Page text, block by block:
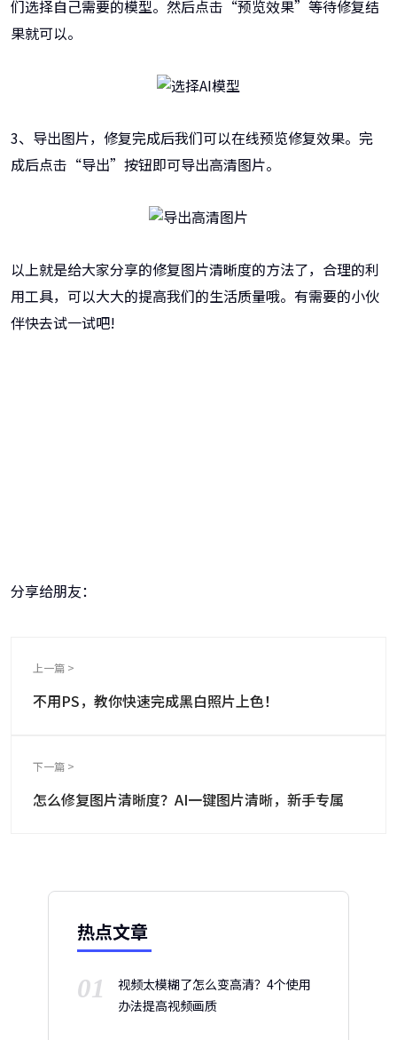
们选择自己需要的模型。然后点击“预览效果”等待修复结
果就可以。
3、导出图片，修复完成后我们可以在线预览修复效果。完
成后点击“导出”按钮即可导出高清图片。
以上就是给大家分享的修复图片清晰度的方法了，合理的利
用工具，可以大大的提高我们的生活质量哦。有需要的小伙
伴快去试一试吧!
分享给朋友：
上一篇 >
不用PS，教你快速完成黑白照片上色！
下一篇 >
怎么修复图片清晰度？AI一键图片清晰，新手专属
热点文章
01
视频太模糊了怎么变高清？4个使用
办法提高视频画质